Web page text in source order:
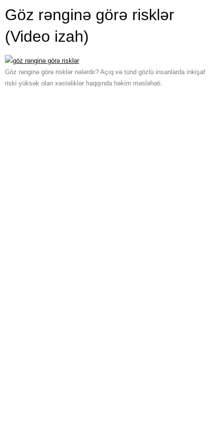
Göz rənginə görə risklər
(Video izah)
Göz rənginə görə risklər nələrdir? Açıq və tünd gözlü insanlarda inkişaf
riski yüksək olan xəstəliklər haqqında həkim məsləhəti.